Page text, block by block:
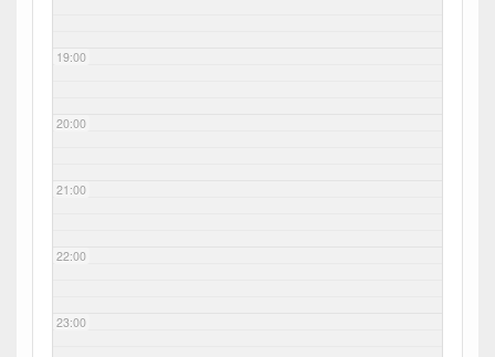
19:00
20:00
21:00
22:00
23:00